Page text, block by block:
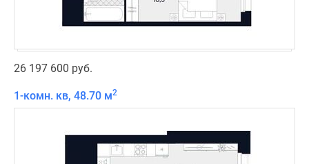
26 197 600 руб.
1-комн. кв, 48.70 м2